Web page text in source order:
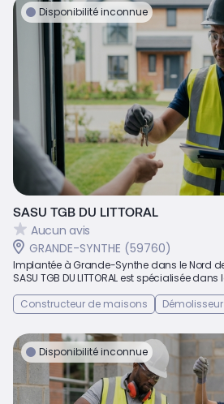
Disponibilité inconnue
SASU TGB DU LITTORAL
Aucun avis
GRANDE-SYNTHE (59760)
Implantée à Grande-Synthe dans le Nord
SASU TGB DU LITTORAL est spécialisée
Constructeur de maisons
Démolisseur
Disponibilité inconnue